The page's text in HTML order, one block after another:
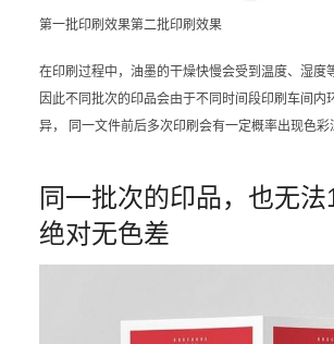
第一批印刷效果第二批印刷效果
在印刷过程中，油墨的干燥快慢会受到温度、湿度
因此不同批次的印品会由于不同时间段印刷车间内
异， 同一文件前后多次印刷会有一定概率出现色彩
同一批次的印品，也无法
绝对无色差